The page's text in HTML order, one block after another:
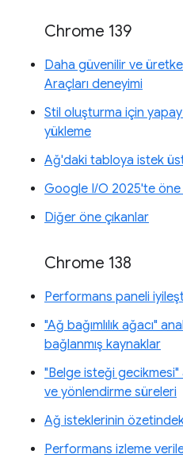
Chrome 139
Daha güvenilir ve
Araçları deneyimi
Stil oluşturma için yapay
yükleme
Ağ'daki tabloya istek
Google I/O 2025'te öne
Diğer öne çıkanlar
Chrome 138
Performans paneli
"Ağ bağımlılık ağacı"
bağlanmış kaynaklar
"Belge isteği gecikmesi"
ve yönlendirme süreleri
Ağ isteklerinin
Performans izleme